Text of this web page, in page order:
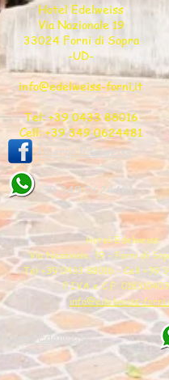
Hotel Edelweiss
Via Nazionale 19
33024 Forni di Sopra
-UD-
info@edelweiss-forni.it
Tel: +39 0433 88016
Cell: +39 349 0624481
Albergo Edelweiss
+39 349 0624481
Hotel Edelweiss
Via Nazionale, 19 - Forni di
Tel +39 0433 88016 - Cell +39
P.IVA e C.F.
info@edelweiss-
Albergo Edelweiss